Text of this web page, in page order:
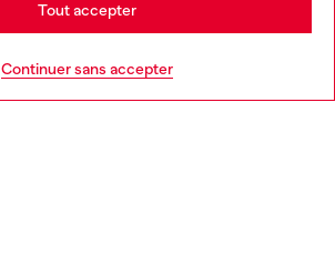
Continuer sans accepter
Tout accepter